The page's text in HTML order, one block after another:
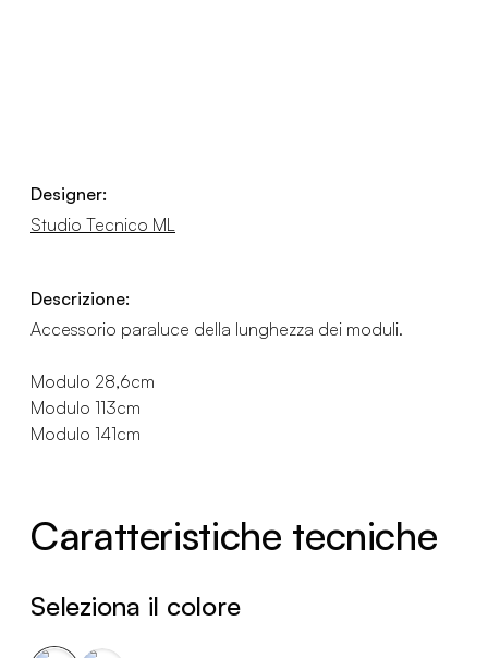
Designer:
Studio Tecnico ML
Descrizione:
Accessorio paraluce della lunghezza dei moduli.
Modulo 28,6cm
Modulo 113cm
Modulo 141cm
Caratteristiche tecniche
Seleziona il colore